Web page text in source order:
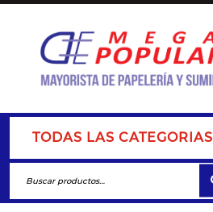
TODAS LAS CATEGORIAS